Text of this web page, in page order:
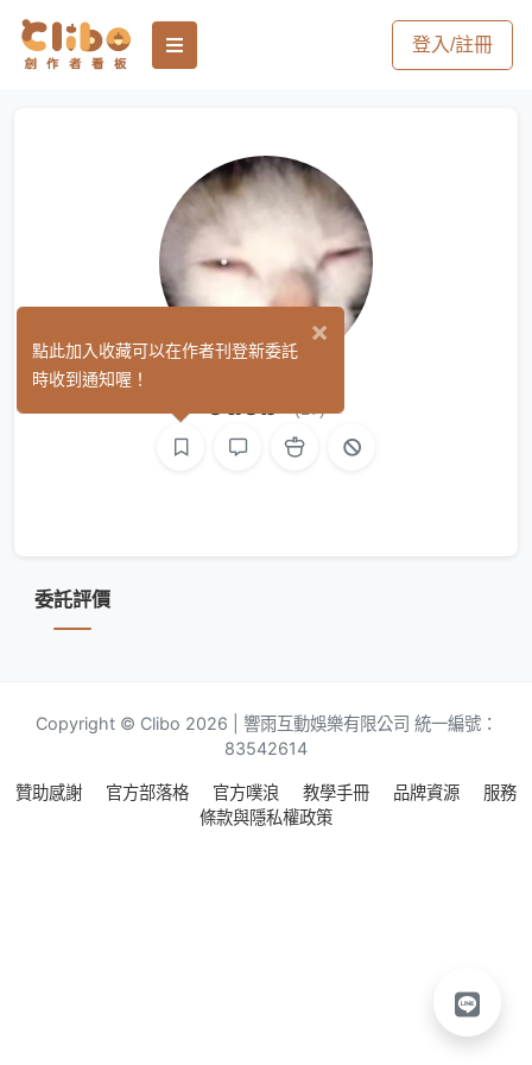
登入/註冊
ouob (17)
委託評價
Copyright © Clibo 2026 | 響雨互動娛樂有限公司 統一編號：
83542614
贊助感謝 官方部落格 官方噗浪 教學手冊 品牌資源
服務
條款與隱私權政策
×
點此加入收藏可以在作者刊登新委託
時收到通知喔！